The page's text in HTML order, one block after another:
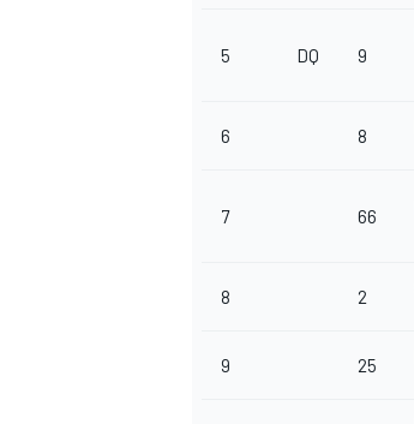
5 DQ 9
6 8
7 66
8 2
9 25